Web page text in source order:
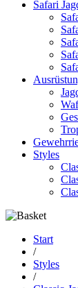
Safari
Styles
Start
/
Styles
/